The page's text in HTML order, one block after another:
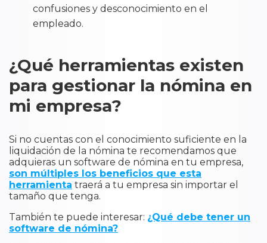
confusiones y desconocimiento en el
empleado.
¿Qué herramientas existen
para gestionar la nómina en
mi empresa?
Si no cuentas con el conocimiento suficiente en la
liquidación de la nómina te recomendamos que
adquieras un software de nómina en tu empresa,
son múltiples los beneficios que esta
herramienta traerá a tu empresa sin importar el
tamaño que tenga.
También te puede interesar: ¿Qué debe tener un
software de nómina?